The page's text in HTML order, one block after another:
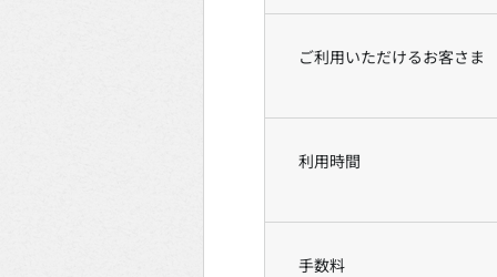
ご利用いただけるお客さま
利用時間
手数料